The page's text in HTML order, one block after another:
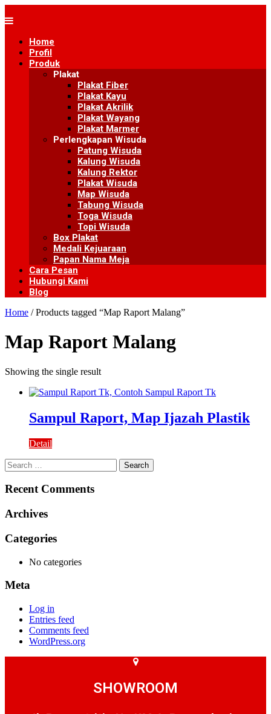
to
Home
Profil
Produk
Plakat
Plakat Fiber
Plakat Kayu
Plakat Akrilik
Plakat Wayang
Plakat Marmer
Perlengkapan Wisuda
Patung Wisuda
Kalung Wisuda
Kalung Rektor
Plakat Wisuda
Map Wisuda
Tabung Wisuda
Toga Wisuda
Topi Wisuda
Box Plakat
Medali Kejuaraan
Papan Nama Meja
Cara Pesan
Hubungi Kami
Blog
Home / Products tagged “Map Raport Malang”
Map Raport Malang
Showing the single result
Sampul Raport, Map Ijazah Plastik
Detail
Search
for:
Recent Comments
Archives
Categories
No categories
Meta
Log in
Entries feed
Comments feed
WordPress.org
SHOWROOM